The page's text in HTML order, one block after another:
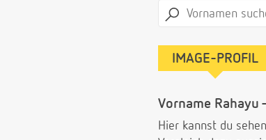
IMAGE-PROFIL
Vorname Rahayu
Hier kannst du